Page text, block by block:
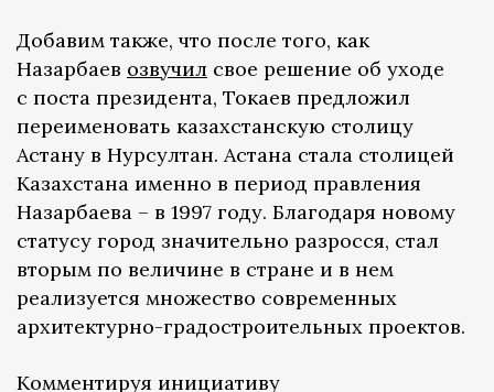
Добавим также, что после того, как
Назарбаев озвучил свое решение об уходе
с поста президента, Токаев предложил
переименовать казахстанскую столицу
Астану в Нурсултан. Астана стала столицей
Казахстана именно в период правления
Назарбаева – в 1997 году. Благодаря новому
статусу город значительно разросся, стал
вторым по величине в стране и в нем
реализуется множество современных
архитектурно-градостроительных проектов.
Комментируя инициативу